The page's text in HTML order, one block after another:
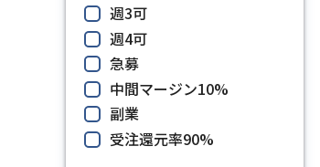
週3可
週4可
急募
中間マージン10%
副業
受注還元率90%